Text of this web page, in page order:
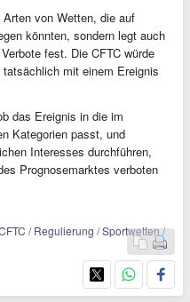
von Wetten, die auf
könnten, sondern legt auch
fest. Die CFTC würde
mit einem Ereignis
das Ereignis in die im
Kategorien passt, und
Interesses durchführen,
Prognosemarktes verboten
/ Regulierung / Sportwetten /